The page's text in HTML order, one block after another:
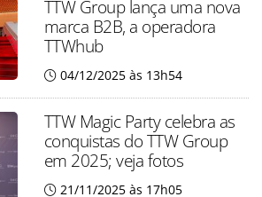
TTW Group lança uma nova
marca B2B, a operadora
TTWhub
04/12/2025 às 13h54
TTW Magic Party celebra as
conquistas do TTW Group
em 2025; veja fotos
21/11/2025 às 17h05